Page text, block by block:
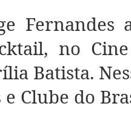
no
Batista.
Clube do